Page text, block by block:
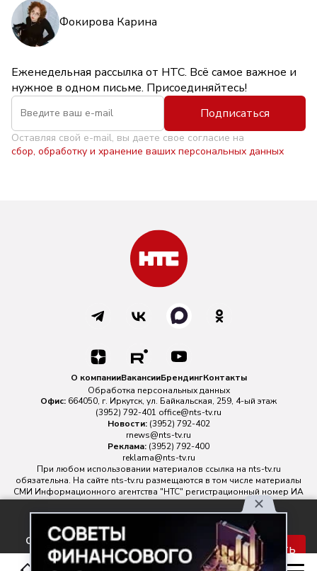
Фокирова Карина
Еженедельная рассылка от НТС. Всё самое важное и
нужное в одном письме. Присоединяйтесь!
Подписаться
Оставляя свой e-mail, вы даете свое согласие на
сбор, обработку и хранение ваших персональных данных
соглашаетесь с правилами
обработки персональных
Принять
О компанииВакансииБрендингКонтакты
Обработка персональных данных
Офис: 664050, г. Иркутск, ул. Байкальская, 259, 4-ый этаж
(3952) 792-401 office@nts-tv.ru
Новости: (3952) 792-402
rnews@nts-tv.ru
Реклама: (3952) 792-400
reklama@nts-tv.ru
При любом использовании материалов ссылка на nts-tv.ru
обязательна. На сайте nts-tv.ru размещаются в том числе материалы
СМИ Информационного агентства "НТС" регистрационный номер ИА
№ ФС 77 - 88763 зарегистрировано Федеральной службой по
надзору в сфере связи, информационных технологий и массовых
Главный редактор ИА "НТС" Иштулкин Евгений Александрович
16+